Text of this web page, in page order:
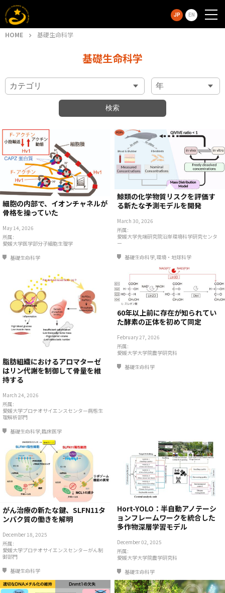
JP EN
HOME 基礎生命科学
基礎生命科学
細胞の内部で、イオンチャネルが
骨格を操っていた
May 14, 2026
所属:
愛媛大学医学部分子細胞生理学
基礎生命科学
鯨類の化学物質リスクを評価す
る新たな予測モデルを開発
March 30, 2026
所属:
愛媛大学先端研究院沿岸環境科学研究センタ
ー
基礎生命科学,環境・地球科学
脂肪組織におけるアロマターゼ
はリン代謝を制御して骨量を維
持する
March 24, 2026
所属:
愛媛大学プロテオサイエンスセンター病態生
理解析部門
基礎生命科学,臨床医学
60年以上前に存在が知られてい
た酵素の正体を初めて同定
February 27, 2026
所属:
愛媛大学大学院農学研究科
基礎生命科学
がん治療の新たな鍵、SLFN11タ
ンパク質の働きを解明
December 18, 2025
所属:
愛媛大学プロテオサイエンスセンターがん制
御部門
基礎生命科学
Hort-YOLO：半自動アノテーシ
ョンフレームワークを統合した
多作物深層学習モデル
December 02, 2025
所属:
愛媛大学大学院農学研究科
基礎生命科学